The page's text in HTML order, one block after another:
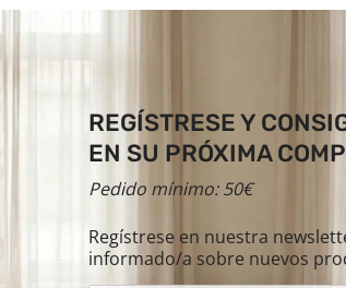
REGÍSTRESE Y
EN SU PRÓXIMA
Pedido mínimo: 50€
Regístrese en nuestra
informado/a sobre nuevos